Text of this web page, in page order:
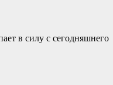
в силу с сегодняшнего